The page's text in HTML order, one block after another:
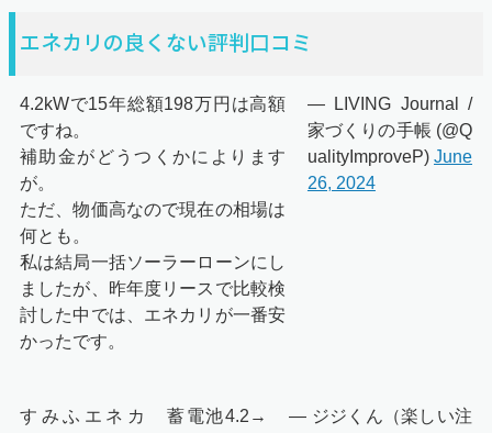
エネカリの良くない評判口コミ
4.2kWで15年総額198万円は高額
ですね。
補助金がどうつくかによります
が。
ただ、物価高なので現在の相場は
何とも。
私は結局一括ソーラーローンにし
ましたが、昨年度リースで比較検
討した中では、エネカリが一番安
かったです。
— LIVING Journal /
家づくりの手帳 (@Q
ualityImproveP) June
26, 2024
すみふエネカ
蓄電池4.2→
— ジジくん（楽しい注